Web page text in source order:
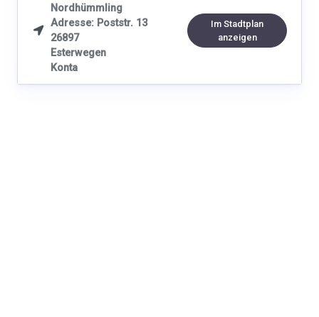

Nordhümmling
Adresse: Poststr. 13
26897
Esterwegen
Konta
Im Stadtplan
anzeigen